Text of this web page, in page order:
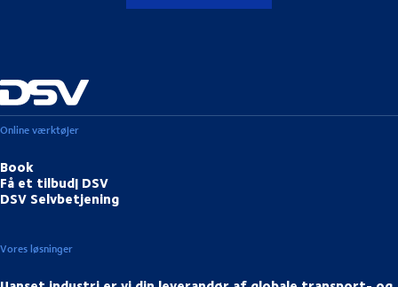
Online værktøjer
Book
Få et tilbud| DSV
DSV Selvbetjening
Vores løsninger